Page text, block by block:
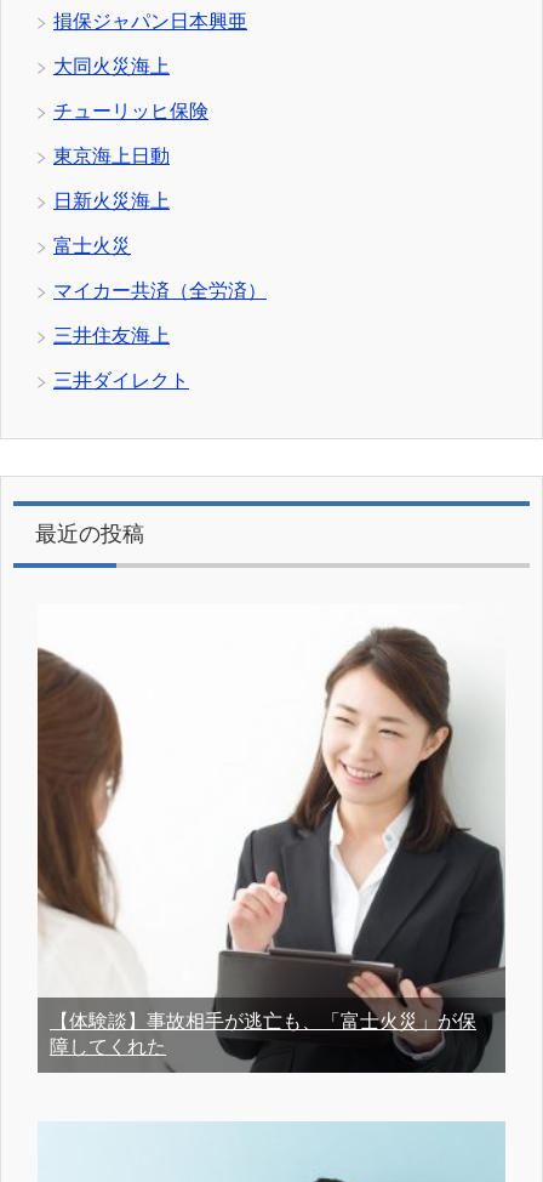
損保ジャパン日本興亜
大同火災海上
チューリッヒ保険
東京海上日動
日新火災海上
富士火災
マイカー共済（全労済）
三井住友海上
三井ダイレクト
最近の投稿
【体験談】事故相手が逃亡も、「富士火災」が保
障してくれた